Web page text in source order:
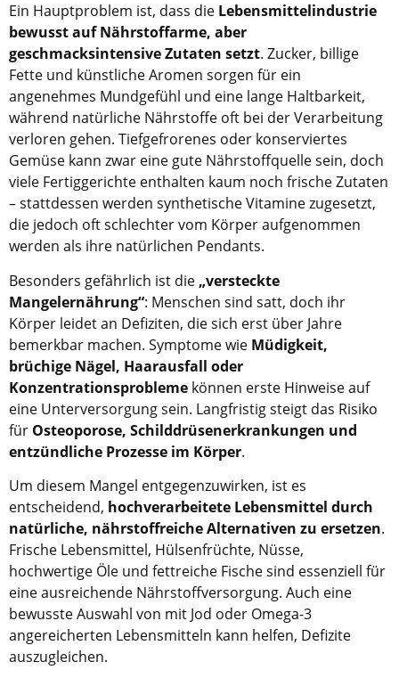
Ein Hauptproblem ist, dass die Lebensmittelindustrie
bewusst auf Nährstoffarme, aber
geschmacksintensive Zutaten setzt. Zucker, billige
Fette und künstliche Aromen sorgen für ein
angenehmes Mundgefühl und eine lange Haltbarkeit,
während natürliche Nährstoffe oft bei der Verarbeitung
verloren gehen. Tiefgefrorenes oder konserviertes
Gemüse kann zwar eine gute Nährstoffquelle sein, doch
viele Fertiggerichte enthalten kaum noch frische Zutaten
– stattdessen werden synthetische Vitamine zugesetzt,
die jedoch oft schlechter vom Körper aufgenommen
werden als ihre natürlichen Pendants.
Besonders gefährlich ist die „versteckte
Mangelernährung“: Menschen sind satt, doch ihr
Körper leidet an Defiziten, die sich erst über Jahre
bemerkbar machen. Symptome wie Müdigkeit,
brüchige Nägel, Haarausfall oder
Konzentrationsprobleme können erste Hinweise auf
eine Unterversorgung sein. Langfristig steigt das Risiko
für Osteoporose, Schilddrüsenerkrankungen und
entzündliche Prozesse im Körper.
Um diesem Mangel entgegenzuwirken, ist es
entscheidend, hochverarbeitete Lebensmittel durch
natürliche, nährstoffreiche Alternativen zu ersetzen.
Frische Lebensmittel, Hülsenfrüchte, Nüsse,
hochwertige Öle und fettreiche Fische sind essenziell für
eine ausreichende Nährstoffversorgung. Auch eine
bewusste Auswahl von mit Jod oder Omega-3
angereicherten Lebensmitteln kann helfen, Defizite
auszugleichen.